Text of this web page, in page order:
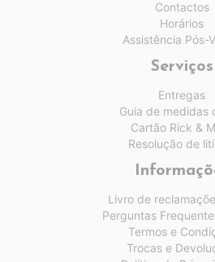
Contactos
Horários
Assistência Pós-
Serviços
Entregas
Guia de medidas
Cartão Rick &
Resolução de
Livro de
Perguntas
Termos e
Trocas e